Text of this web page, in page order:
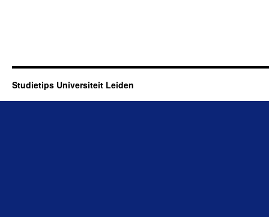
Studietips Universiteit Leiden